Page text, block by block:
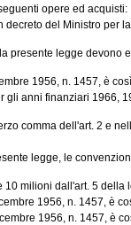
opere ed acquisti:
del Ministro per
legge devono
1956, n. 1457, è
anni finanziari 1966,
comma dell'art. 2 e
legge, le
milioni dall'art. 5 della
1956, n. 1457, è
1956, n. 1457, è